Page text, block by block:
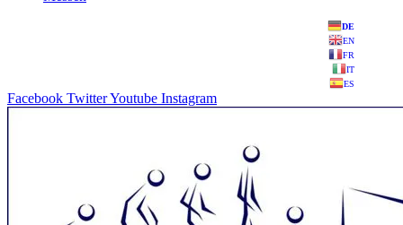
DE
EN
FR
IT
ES
Facebook TwitterYoutube Instagram